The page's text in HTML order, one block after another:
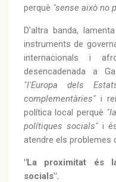
perquè "sense això no
D'altra banda,
instruments de
internacionals i
desencadenada a
"l'Europa dels
complementàries" i
política local perquè
polítiques socials" i
atendre els problemes
"La proximitat és
socials".